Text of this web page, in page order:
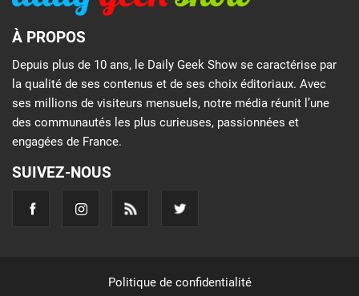
À PROPOS
Depuis plus de 10 ans, le Daily Geek Show se caractérise par
la qualité de ses contenus et de ses choix éditoriaux. Avec
ses millions de visiteurs mensuels, notre média réunit l’une
des communautés les plus curieuses, passionnées et
engagées de France.
SUIVEZ-NOUS
Politique de confidentialité